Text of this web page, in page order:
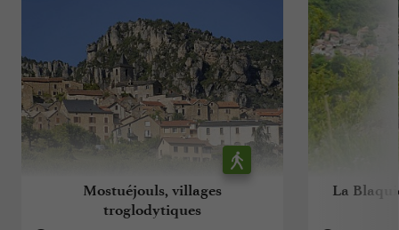
Mostuéjouls, villages
troglodytiques
La